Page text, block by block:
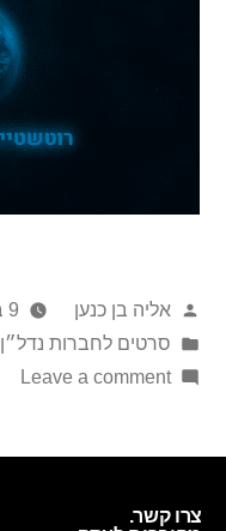
אליה בן כנען
9 במאי 2020
סרטים לחברות נדל״ן
Leave a comment
צרו קשר.